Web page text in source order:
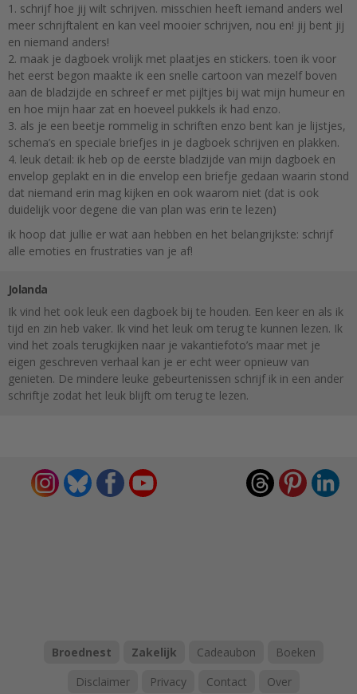
1. schrijf hoe jij wilt schrijven. misschien heeft iemand anders wel
meer schrijftalent en kan veel mooier schrijven, nou en! jij bent jij
en niemand anders!
2. maak je dagboek vrolijk met plaatjes en stickers. toen ik voor
het eerst begon maakte ik een snelle cartoon van mezelf boven
aan de bladzijde en schreef er met pijltjes bij wat mijn humeur en
en hoe mijn haar zat en hoeveel pukkels ik had enzo.
3. als je een beetje rommelig in schriften enzo bent kan je lijstjes,
schema’s en speciale briefjes in je dagboek schrijven en plakken.
4. leuk detail: ik heb op de eerste bladzijde van mijn dagboek en
envelop geplakt en in die envelop een briefje gedaan waarin stond
dat niemand erin mag kijken en ook waarom niet (dat is ook
duidelijk voor degene die van plan was erin te lezen)
ik hoop dat jullie er wat aan hebben en het belangrijkste: schrijf
alle emoties en frustraties van je af!
Jolanda
Ik vind het ook leuk een dagboek bij te houden. Een keer en als ik
tijd en zin heb vaker. Ik vind het leuk om terug te kunnen lezen. Ik
vind het zoals terugkijken naar je vakantiefoto’s maar met je
eigen geschreven verhaal kan je er echt weer opnieuw van
genieten. De mindere leuke gebeurtenissen schrijf ik in een ander
schriftje zodat het leuk blijft om terug te lezen.
Broednest Zakelijk Cadeaubon
Boeken
Disclaimer
Privacy Contact Over